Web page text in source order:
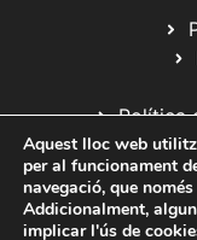
Política
Aquest lloc web
per al funcionament
navegació, que
Addicionalment,
implicar l'ús de